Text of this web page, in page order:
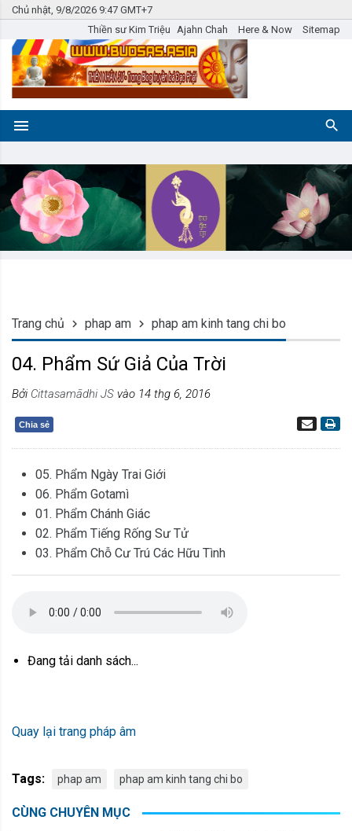
Chủ nhật, 9/8/2026 9:47 GMT+7
Thiền sư Kim Triệu Ajahn Chah Here & Now Sitemap
Trang chủ phap am phap am kinh tang chi bo
04. Phẩm Sứ Giả Của Trời
Bởi Cittasamādhi JS vào 14 thg 6, 2016
Chia sẻ
05. Phẩm Ngày Trai Giới
06. Phẩm Gotamì
01. Phẩm Chánh Giác
02. Phẩm Tiếng Rống Sư Tử
03. Phẩm Chỗ Cư Trú Các Hữu Tình
Đang tải danh sách...
Quay lại trang pháp âm
Tags: phap am phap am kinh tang chi bo
CÙNG CHUYÊN MỤC